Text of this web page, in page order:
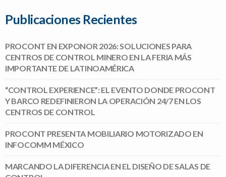
Publicaciones Recientes
PROCONT EN EXPONOR 2026: SOLUCIONES PARA
CENTROS DE CONTROL MINERO EN LA FERIA MÁS
IMPORTANTE DE LATINOAMÉRICA
“CONTROL EXPERIENCE”: EL EVENTO DONDE PROCONT
Y BARCO REDEFINIERON LA OPERACIÓN 24/7 EN LOS
CENTROS DE CONTROL
PROCONT PRESENTA MOBILIARIO MOTORIZADO EN
INFOCOMM MÉXICO
MARCANDO LA DIFERENCIA EN EL DISEÑO DE SALAS DE